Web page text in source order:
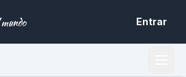
Entrar